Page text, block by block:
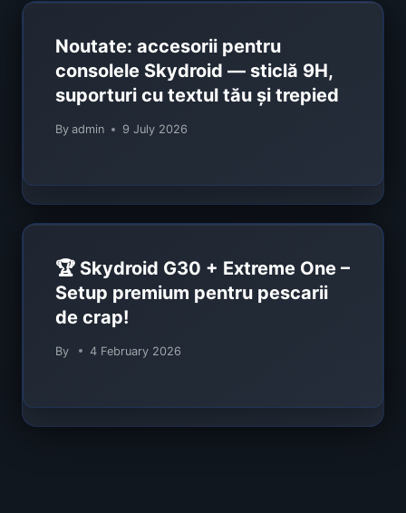
Noutate: accesorii pentru
consolele Skydroid — sticlă 9H,
suporturi cu textul tău și trepied
By admin 9 July 2026
🏆 Skydroid G30 + Extreme One –
Setup premium pentru pescarii
de crap!
By 4 February 2026